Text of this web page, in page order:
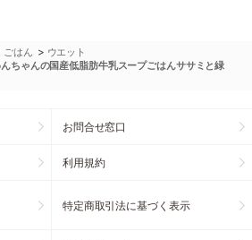
ごはん > ウエット
ちゃんの国産低脂肪牛乳スープごはんササミと緑
お問合せ窓口
利用規約
特定商取引法に基づく表示